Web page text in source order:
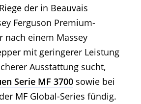
der in Beauvais
Ferguson Premium-
nach einem Massey
mit geringerer Leistung
Ausstattung sucht,
Serie MF 3700 sowie bei
MF Global-Series fündig.